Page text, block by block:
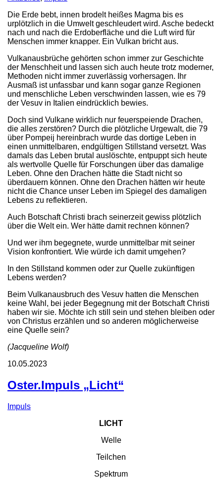
Die Erde bebt, innen brodelt heißes Magma bis es
urplötzlich in die Umwelt geschleudert wird. Asche bedeckt
nach und nach die Erdoberfläche und die Luft wird für
Menschen immer knapper. Ein Vulkan bricht aus.
Vulkanausbrüche gehörten schon immer zur Geschichte
der Menschheit und lassen sich auch heute trotz moderner,
Methoden nicht immer zuverlässig vorhersagen. Ihr
Ausmaß ist unfassbar und kann sogar ganze Regionen
und menschliche Leben verschwinden lassen, wie es 79
der Vesuv in Italien eindrücklich bewies.
Doch sind Vulkane wirklich nur feuerspeiende Drachen,
die alles zerstören? Durch die plötzliche Urgewalt, die 79
über Pompeij hereinbrach wurde das dortige Leben in
einen unmittelbaren, endgültigen Stillstand versetzt. Was
damals das Leben brutal auslöschte, entpuppt sich heute
als wertvolle Quelle für Forschungen über das damalige
Leben. Ohne den Drachen hätte die Stadt nicht so
überdauern können. Ohne den Drachen hätten wir heute
nicht die Chance unser Leben im Spiegel des damaligen
Lebens zu reflektieren.
Auch Botschaft Christi brach seinerzeit gewiss plötzlich
über die Welt ein. Wer hätte damit rechnen können?
Und wer ihm begegnete, wurde unmittelbar mit seiner
Vision konfrontiert. Wie würde ich damit umgehen?
In den Stillstand kommen oder zur Quelle zukünftigen
Lebens werden?
Beim Vulkanausbruch des Vesuv hatten die Menschen
keine Wahl, bei jeder Begegnung mit der Botschaft Christi
haben wir sie. Möchte ich still sein und stehen bleiben oder
von Christus erzählen und so anderen möglicherweise
eine Quelle sein?
(Jacqueline Wolf)
10.05.2023
Oster.Impuls „Licht“
Impuls
LICHT
Welle
Teilchen
Spektrum